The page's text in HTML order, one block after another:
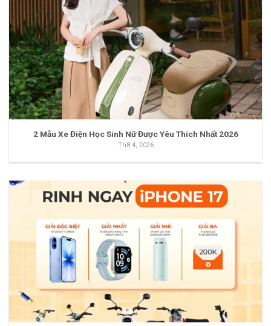
2 Mẫu Xe Điện Học Sinh Nữ Được Yêu Thích Nhất 2026
Th8 4, 2026